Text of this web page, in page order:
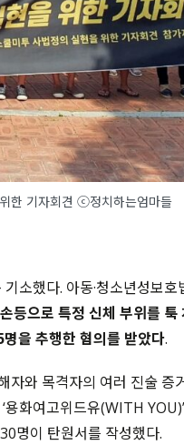
한 기자회견 ⓒ정치하는엄마들
소했다. 아동·청소년성보호
등으로 특정 신체 부위를
을 추행한 혐의를 받았다.
자와 목격자의 여러 진술 증
화여고위드유(WITH
명이 탄원서를 작성했다.